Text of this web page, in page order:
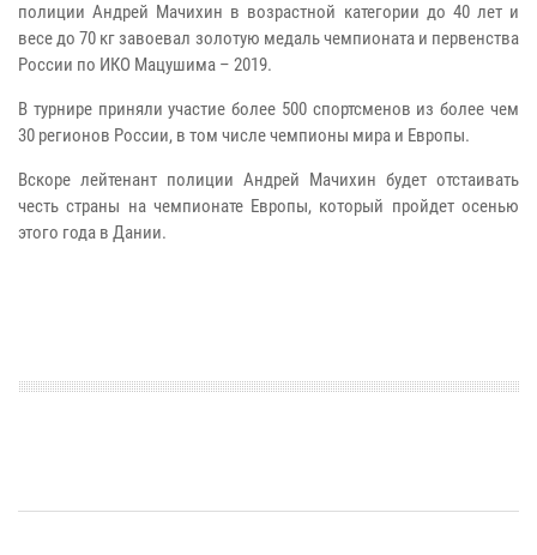
полиции Андрей Мачихин в возрастной категории до 40 лет и
весе до 70 кг завоевал золотую медаль чемпионата и первенства
России по ИКО Мацушима – 2019.
В турнире приняли участие более 500 спортсменов из более чем
30 регионов России, в том числе чемпионы мира и Европы.
Вскоре лейтенант полиции Андрей Мачихин будет отстаивать
честь страны на чемпионате Европы, который пройдет осенью
этого года в Дании.